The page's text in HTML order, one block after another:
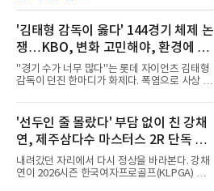
'김태형 감독이 옳다' 144경기 체제 논
쟁…KBO, 변화 고민해야, 환경에 맞
는 경기 수가 바람직
"경기 수가 너무 많다"는 롯데 자이언츠 김태형
감독이 던진 한마디가 화제다. 폭염으로 사상 초
독은 단순히 더위를 이야기하지 않았다. 우천,
폭염, 부상 등 변수가 늘어나는 현실에서 현재
팀당 144경기 체제가 과연 지속 가능한지 질문
을 던졌다.물론 144경기가 세계적으로 특별히
많은 숫자는 아니다. 메이저리그는 팀당 162경
기, 일본프로야구도 143~144경기를 치른다. 숫
자만 놓고 보면 KBO가 유난히 혹사 구조라고 말
'선두인 줄 몰랐다' 부담 없이 친 강채
연, 제주삼다수 마스터스 2R 단독 선
두
내려갔던 자리에서 다시 정상을 바라본다. 강채
연이 2026시즌 한국여자프로골프(KLPGA) 투어